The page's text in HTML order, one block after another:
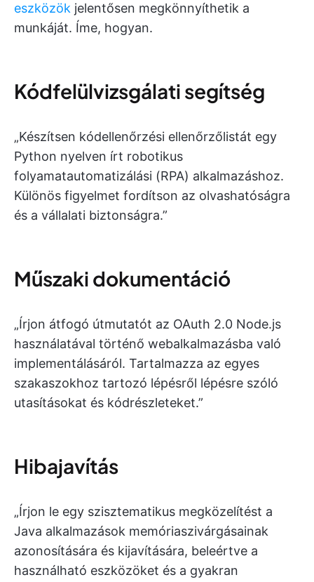
eszközök jelentősen megkönnyíthetik a
munkáját. Íme, hogyan.
Kódfelülvizsgálati segítség
„Készítsen kódellenőrzési ellenőrzőlistát egy
Python nyelven írt robotikus
folyamatautomatizálási (RPA) alkalmazáshoz.
Különös figyelmet fordítson az olvashatóságra
és a vállalati biztonságra.”
Műszaki dokumentáció
„Írjon átfogó útmutatót az OAuth 2.0 Node.js
használatával történő webalkalmazásba való
implementálásáról. Tartalmazza az egyes
szakaszokhoz tartozó lépésről lépésre szóló
utasításokat és kódrészleteket.”
Hibajavítás
„Írjon le egy szisztematikus megközelítést a
Java alkalmazások memóriaszivárgásainak
azonosítására és kijavítására, beleértve a
használható eszközöket és a gyakran